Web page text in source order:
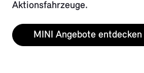
Aktionsfahrzeuge.
MINI Angebote entdecken